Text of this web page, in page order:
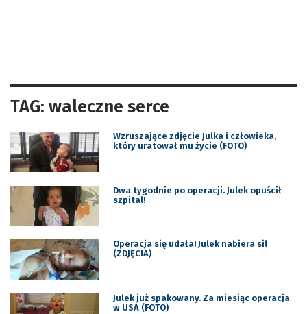
TAG: waleczne serce
Wzruszające zdjęcie Julka i człowieka,
który uratował mu życie (FOTO)
Dwa tygodnie po operacji. Julek opuścił
szpital!
Operacja się udała! Julek nabiera sił
(ZDJĘCIA)
Julek już spakowany. Za miesiąc operacja
w USA (FOTO)